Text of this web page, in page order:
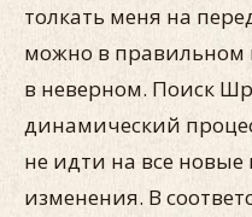
толкать меня на
можно в
в неверном. Поиск
динамический
не идти на все
изменения. В